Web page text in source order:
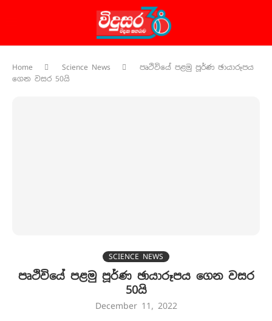
Home Science News
පෘථිවියේ පළමු පූර්ණ ඡායාරූපය
ගෙන වසර 50යි
SCIENCE NEWS
පෘථිවියේ පළමු පූර්ණ ඡායාරූපය ගෙන වසර
50යි
December 11, 2022